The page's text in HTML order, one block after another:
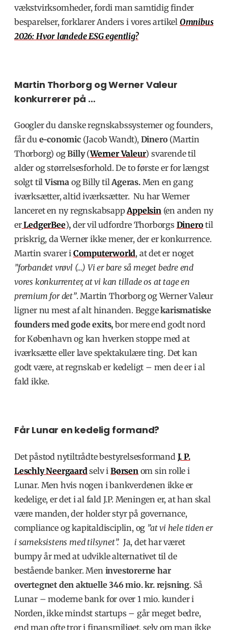
vækstvirksomheder, fordi man samtidig finder
besparelser, forklarer Anders i vores artikel Omnibus
2026: Hvor landede ESG egentlig?
Martin Thorborg og Werner Valeur
konkurrerer på …
Googler du danske regnskabssystemer og founders,
får du e-conomic(Jacob Wandt), Dinero (Martin
Thorborg) ogBilly(Werner Valeur) svarende til
alder og størrelsesforhold. De to første er for længst
solgt tilVisma og Billy tilAgeras.Men en gang
iværksætter, altid iværksætter. Nu har Werner
lanceret en ny regnskabsappAppelsin(en anden ny
erLedgerBee), der vil udfordre Thorborgs Dinero til
priskrig, da Werner ikke mener, der er konkurrence.
Martin svarer i Computerworld, at det er noget
”forbandet vrøvl (…) Vi er bare så meget bedre end
vores konkurrenter, at vi kan tillade os at tage en
premium for det”. Martin Thorborg og Werner Valeur
ligner nu mest af alt hinanden. Beggekarismatiske
founders med gode exits, bor mere end godt nord
for København og kan hverken stoppe med at
iværksætte eller lave spektakulære ting. Det kan
godt være, at regnskab er kedeligt – men de er i al
fald ikke.
Får Lunar en kedelig formand?
Det påstod nytiltrådte bestyrelsesformand J. P.
Leschly Neergaardselv iBørsenom sin rolle i
Lunar. Men hvis nogen i bankverdenen ikke er
kedelige, er det i al fald J.P. Meningen er, at han skal
være manden, der holder styr på governance,
compliance og kapitaldisciplin, og ”at vi hele tiden er
i sameksistens med tilsynet”. Ja, det har været
bumpy år med at udvikle alternativet til de
bestående banker. Men investorerne har
overtegnet den aktuelle 346 mio. kr. rejsning. Så
Lunar – moderne bank for over 1 mio. kunder i
Norden, ikke mindst startups – går meget bedre,
end man ofte tror i finansmiljøet, selv om man ikke